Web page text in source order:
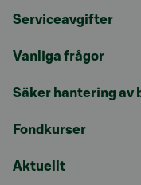
Serviceavgifter
Vanliga frågor
Säker hantering av
Fondkurser
Aktuellt